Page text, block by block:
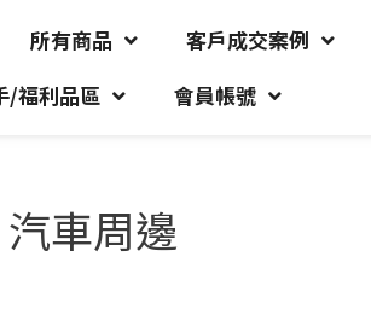
所有商品
客戶成交案例
/福利品區 會員帳號
汽車周邊